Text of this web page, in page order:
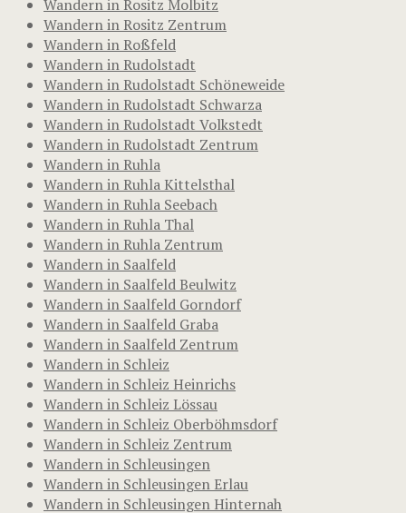
Wandern in Rositz Molbitz
Wandern in Rositz Zentrum
Wandern in Roßfeld
Wandern in Rudolstadt
Wandern in Rudolstadt Schöneweide
Wandern in Rudolstadt Schwarza
Wandern in Rudolstadt Volkstedt
Wandern in Rudolstadt Zentrum
Wandern in Ruhla
Wandern in Ruhla Kittelsthal
Wandern in Ruhla Seebach
Wandern in Ruhla Thal
Wandern in Ruhla Zentrum
Wandern in Saalfeld
Wandern in Saalfeld Beulwitz
Wandern in Saalfeld Gorndorf
Wandern in Saalfeld Graba
Wandern in Saalfeld Zentrum
Wandern in Schleiz
Wandern in Schleiz Heinrichs
Wandern in Schleiz Lössau
Wandern in Schleiz Oberböhmsdorf
Wandern in Schleiz Zentrum
Wandern in Schleusingen
Wandern in Schleusingen Erlau
Wandern in Schleusingen Hinternah